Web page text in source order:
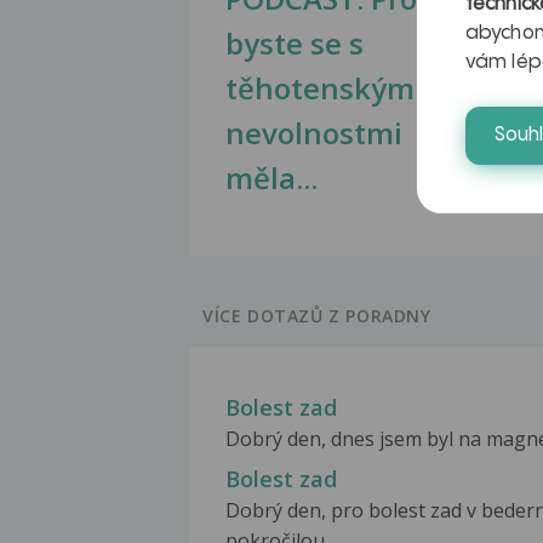
byste se s
těhotenskými
nevolnostmi
měla...
VÍCE DOTAZŮ Z PORADNY
Bolest zad
Dobrý den, dnes jsem byl na
Bolest zad
Dobrý den, pro bolest zad v
vám